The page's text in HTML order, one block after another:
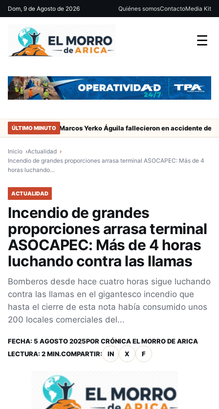
Dom, 9 de Agosto de 2026 Quiénes somosContactoMedia Kit
☰
ÚLTIMO MINUTO
de San Marcos Yerko Águila fallecieron en accidente de tránsito
Inicio
Actualidad
Incendio de grandes proporciones arrasa terminal ASOCAPEC: Más de 4
horas luchando…
ACTUALIDAD
Incendio de grandes
proporciones arrasa terminal
ASOCAPEC: Más de 4 horas
luchando contra las llamas
Bomberos desde hace cuatro horas sigue luchando
contra las llamas en el gigantesco incendio que
hasta el cierre de esta nota había consumido unos
200 locales comerciales del...
FECHA: 5 AGOSTO 2025POR CRÓNICA EL MORRO DE ARICA
LECTURA: 2 MIN.COMPARTIR: IN X F